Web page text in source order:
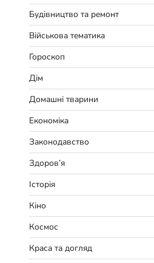
Будівництво та ремонт
Військова тематика
Гороскоп
Дім
Домашні тварини
Економіка
Законодавство
Здоров’я
Історія
Кіно
Космос
Краса та догляд